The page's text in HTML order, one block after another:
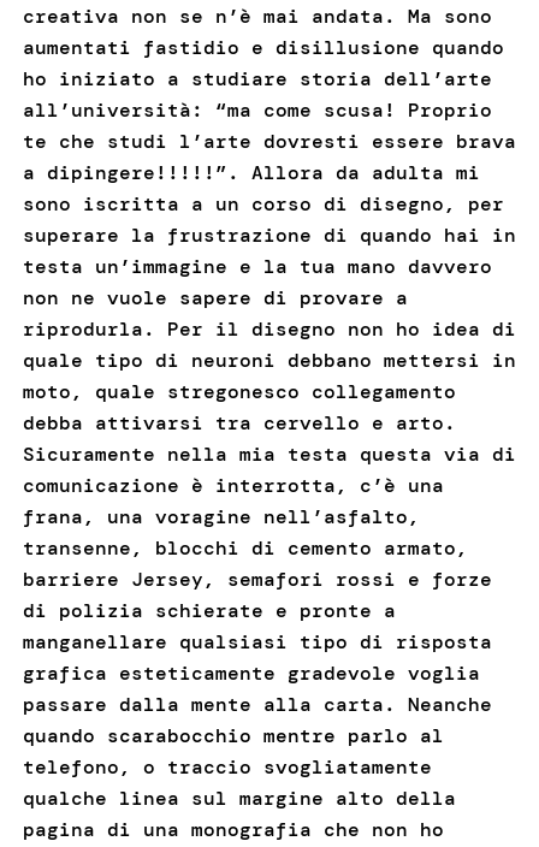
creativa non se n’è mai andata. Ma sono
aumentati fastidio e disillusione quando
ho iniziato a studiare storia dell’arte
all’università: “ma come scusa! Proprio
te che studi l’arte dovresti essere brava
a dipingere!!!!!”. Allora da adulta mi
sono iscritta a un corso di disegno, per
superare la frustrazione di quando hai in
testa un’immagine e la tua mano davvero
non ne vuole sapere di provare a
riprodurla. Per il disegno non ho idea di
quale tipo di neuroni debbano mettersi in
moto, quale stregonesco collegamento
debba attivarsi tra cervello e arto.
Sicuramente nella mia testa questa via di
comunicazione è interrotta, c’è una
frana, una voragine nell’asfalto,
transenne, blocchi di cemento armato,
barriere Jersey, semafori rossi e forze
di polizia schierate e pronte a
manganellare qualsiasi tipo di risposta
grafica esteticamente gradevole voglia
passare dalla mente alla carta. Neanche
quando scarabocchio mentre parlo al
telefono, o traccio svogliatamente
qualche linea sul margine alto della
pagina di una monografia che non ho